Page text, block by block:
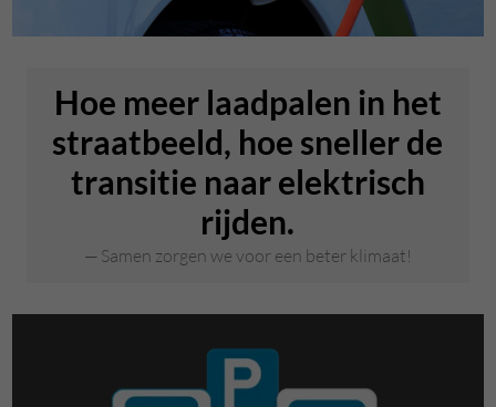
Hoe meer laadpalen in het
straatbeeld, hoe sneller de
transitie naar elektrisch
rijden.
Samen zorgen we voor een beter klimaat!